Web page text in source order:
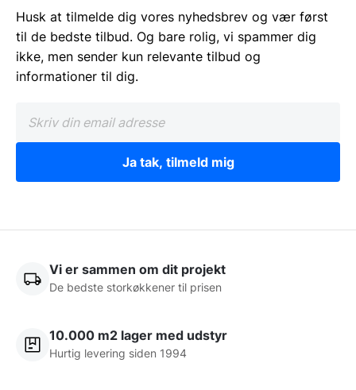
Husk at tilmelde dig vores nyhedsbrev og vær først
til de bedste tilbud. Og bare rolig, vi spammer dig
ikke, men sender kun relevante tilbud og
informationer til dig.
Ja tak, tilmeld mig
Vi er sammen om dit projekt
De bedste storkøkkener til prisen
10.000 m2 lager med udstyr
Hurtig levering siden 1994